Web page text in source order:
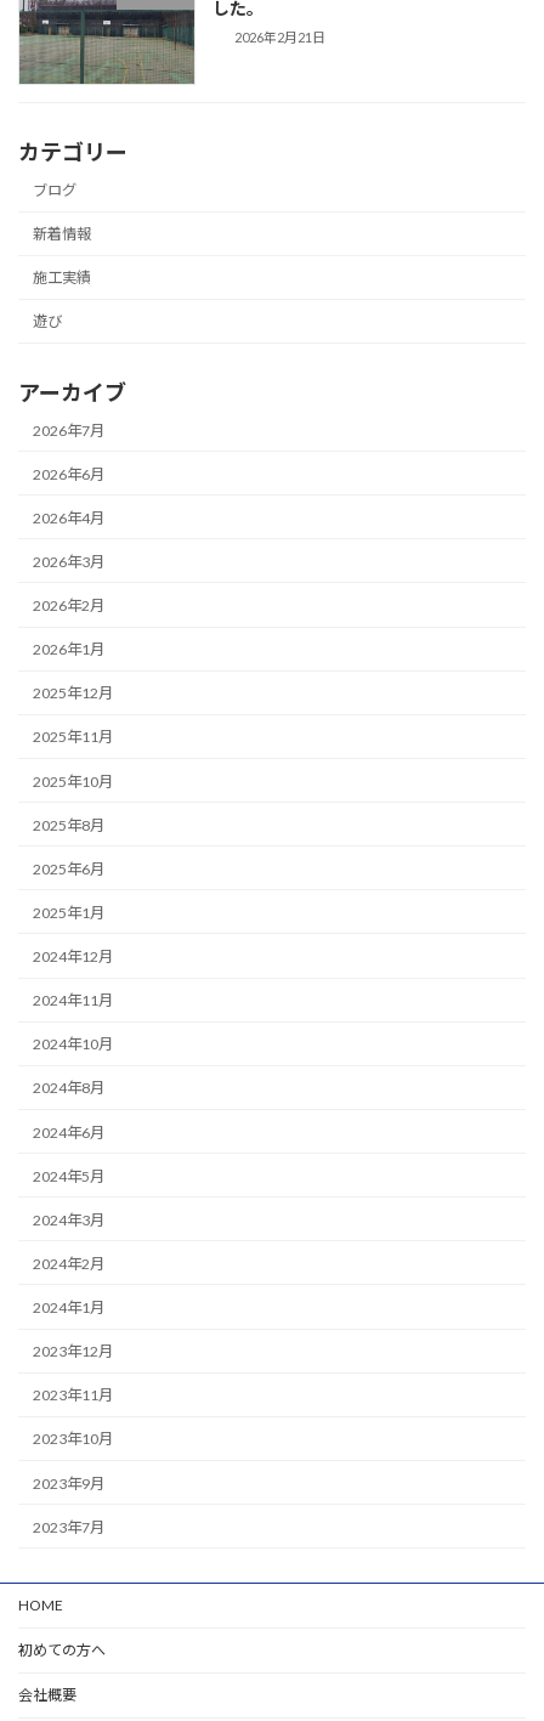
した。
2026年2月21日
カテゴリー
ブログ
新着情報
施工実績
遊び
アーカイブ
2026年7月
2026年6月
2026年4月
2026年3月
2026年2月
2026年1月
2025年12月
2025年11月
2025年10月
2025年8月
2025年6月
2025年1月
2024年12月
2024年11月
2024年10月
2024年8月
2024年6月
2024年5月
2024年3月
2024年2月
2024年1月
2023年12月
2023年11月
2023年10月
2023年9月
2023年7月
HOME
初めての方へ
会社概要